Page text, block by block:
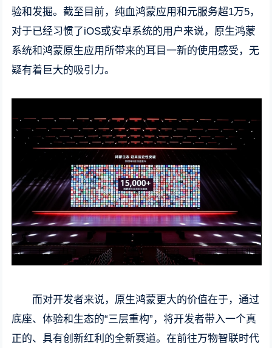
验和发掘。截至目前，纯血鸿蒙应用和元服务超1万5，
对于已经习惯了iOS或安卓系统的用户来说，原生鸿蒙
系统和鸿蒙原生应用所带来的耳目一新的使用感受，无
疑有着巨大的吸引力。
而对开发者来说，原生鸿蒙更大的价值在于，通过
底座、体验和生态的“三层重构”，将开发者带入一个真
正的、具有创新红利的全新赛道。在前往万物智联时代